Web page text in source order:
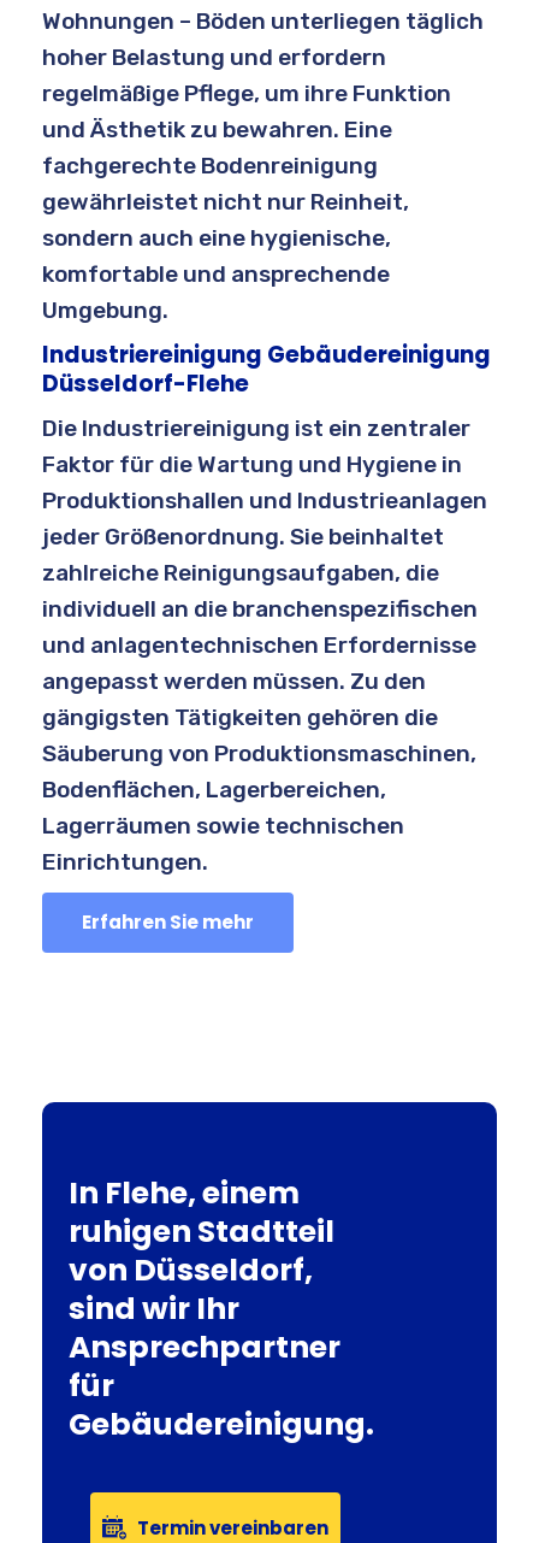
Wohnungen – Böden unterliegen täglich
hoher Belastung und erfordern
regelmäßige Pflege, um ihre Funktion
und Ästhetik zu bewahren. Eine
fachgerechte Bodenreinigung
gewährleistet nicht nur Reinheit,
sondern auch eine hygienische,
komfortable und ansprechende
Umgebung.
Industriereinigung Gebäudereinigung
Düsseldorf-Flehe
Die Industriereinigung ist ein zentraler
Faktor für die Wartung und Hygiene in
Produktionshallen und Industrieanlagen
jeder Größenordnung. Sie beinhaltet
zahlreiche Reinigungsaufgaben, die
individuell an die branchenspezifischen
und anlagentechnischen Erfordernisse
angepasst werden müssen. Zu den
gängigsten Tätigkeiten gehören die
Säuberung von Produktionsmaschinen,
Bodenflächen, Lagerbereichen,
Lagerräumen sowie technischen
Einrichtungen.
Erfahren Sie mehr
In Flehe, einem
ruhigen Stadtteil
von Düsseldorf,
sind wir Ihr
Ansprechpartner
für
Gebäudereinigung.
Termin vereinbaren